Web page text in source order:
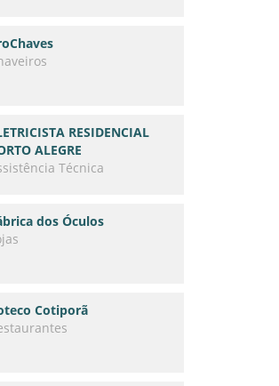
RESIDENCIAL
ALEGRE
Técnica
dos Óculos
Cotiporã